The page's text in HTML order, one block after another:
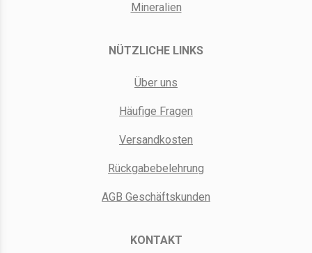
Mineralien
NÜTZLICHE LINKS
Über uns
Häufige Fragen
Versandkosten
Rückgabebelehrung
AGB Geschäftskunden
KONTAKT